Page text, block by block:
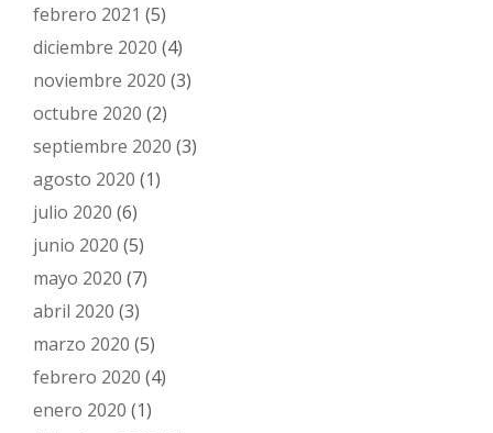
febrero 2021 (5)
diciembre 2020 (4)
noviembre 2020 (3)
octubre 2020 (2)
septiembre 2020 (3)
agosto 2020 (1)
julio 2020 (6)
junio 2020 (5)
mayo 2020 (7)
abril 2020 (3)
marzo 2020 (5)
febrero 2020 (4)
enero 2020 (1)